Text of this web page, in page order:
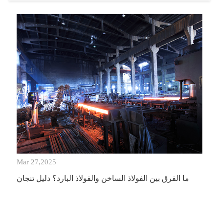
Mar 27,2025
ما الفرق بين الفولاذ الساخن والفولاذ البارد؟ دليل تنجان